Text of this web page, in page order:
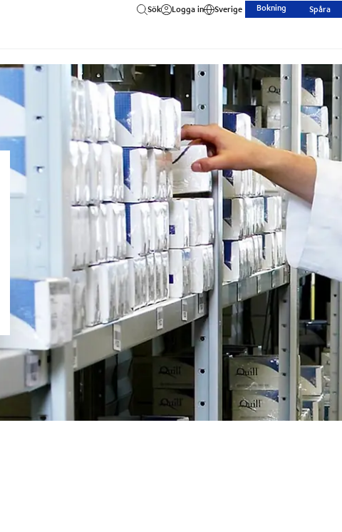
Sök Logga in Sverige Bokning Spåra